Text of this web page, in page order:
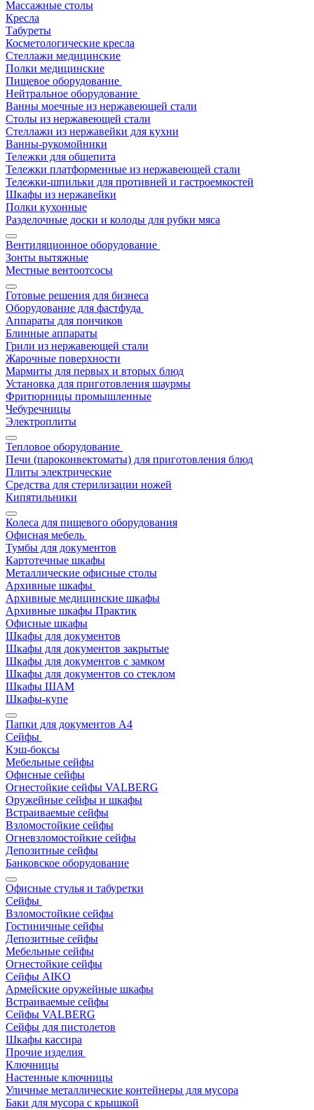
Массажные столы
Кресла
Табуреты
Косметологические кресла
Стеллажи медицинские
Полки медицинские
Пищевое оборудование
Нейтральное оборудование
Ванны моечные из нержавеющей стали
Столы из нержавеющей стали
Стеллажи из нержавейки для кухни
Ванны-рукомойники
Тележки для общепита
Тележки платформенные из нержавеющей стали
Тележки-шпильки для противней и гастроемкостей
Шкафы из нержавейки
Полки кухонные
Разделочные доски и колоды для рубки мяса
Вентиляционное оборудование
Зонты вытяжные
Местные вентоотсосы
Готовые решения для бизнеса
Оборудование для фастфуда
Аппараты для пончиков
Блинные аппараты
Грили из нержавеющей стали
Жарочные поверхности
Мармиты для первых и вторых блюд
Установка для приготовления шаурмы
Фритюрницы промышленные
Чебуречницы
Электроплиты
Тепловое оборудование
Печи (пароконвектоматы) для приготовления блюд
Плиты электрические
Средства для стерилизации ножей
Кипятильники
Колеса для пищевого оборудования
Офисная мебель
Тумбы для документов
Картотечные шкафы
Металлические офисные столы
Архивные шкафы
Архивные медицинские шкафы
Архивные шкафы Практик
Офисные шкафы
Шкафы для документов
Шкафы для документов закрытые
Шкафы для документов с замком
Шкафы для документов со стеклом
Шкафы ШАМ
Шкафы-купе
Папки для документов A4
Сейфы
Кэш-боксы
Мебельные сейфы
Офисные сейфы
Огнестойкие сейфы VALBERG
Оружейные сейфы и шкафы
Встраиваемые сейфы
Взломостойкие сейфы
Огневзломостойкие сейфы
Депозитные сейфы
Банковское оборудование
Офисные стулья и табуретки
Сейфы
Взломостойкие сейфы
Гостиничные сейфы
Депозитные сейфы
Мебельные сейфы
Огнестойкие сейфы
Сейфы AIKO
Армейские оружейные шкафы
Встраиваемые сейфы
Сейфы VALBERG
Сейфы для пистолетов
Шкафы кассира
Прочие изделия
Ключницы
Настенные ключницы
Уличные металлические контейнеры для мусора
Баки для мусора с крышкой